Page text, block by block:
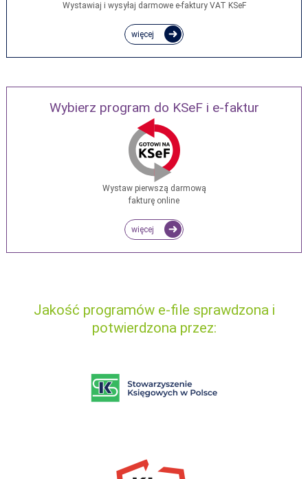
Wystawiaj i wysyłaj darmowe e‑faktury VAT KSeF
więcej
Wybierz program do KSeF i e-faktur
Wystaw pierwszą darmową
fakturę online
więcej
Jakość programów e-file sprawdzona i
potwierdzona przez: